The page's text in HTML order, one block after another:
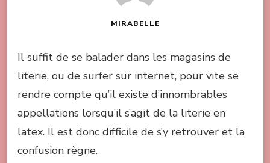
MIRABELLE
Il suffit de se balader dans les magasins de
literie, ou de surfer sur internet, pour vite se
rendre compte qu’il existe d’innombrables
appellations lorsqu’il s’agit de la literie en
latex. Il est donc difficile de s’y retrouver et la
confusion règne.